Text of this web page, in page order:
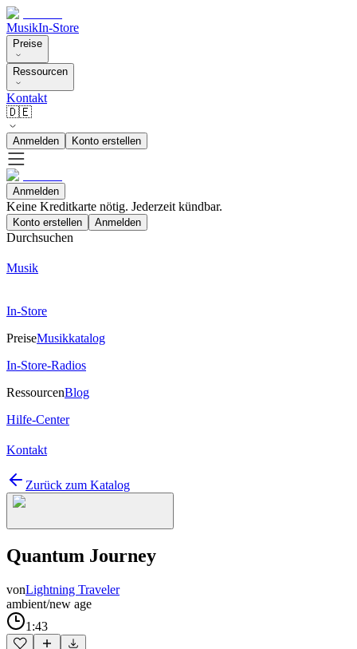
MusikIn-Store
Preise
Ressourcen
Kontakt
🇩🇪
Anmelden Konto erstellen
Anmelden
Keine Kreditkarte nötig. Jederzeit kündbar.
Konto erstellen Anmelden
Durchsuchen
Musik
In-Store
PreiseMusikkatalog
In-Store-Radios
RessourcenBlog
Hilfe-Center
Kontakt
Zurück zum Katalog
Quantum Journey
vonLightning Traveler
ambient/new age
1:43